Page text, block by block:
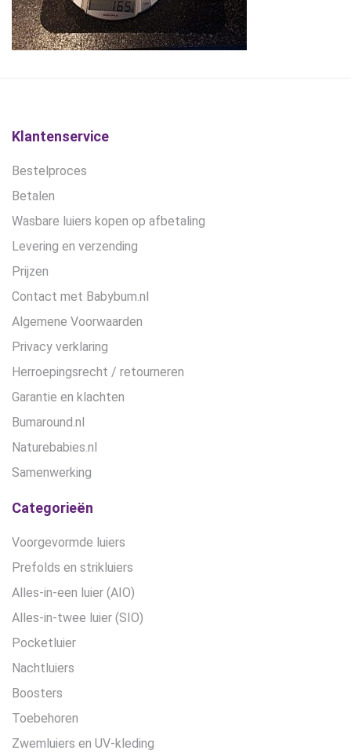
Klantenservice
Bestelproces
Betalen
Wasbare luiers kopen op afbetaling
Levering en verzending
Prijzen
Contact met Babybum.nl
Algemene Voorwaarden
Privacy verklaring
Herroepingsrecht / retourneren
Garantie en klachten
Bumaround.nl
Naturebabies.nl
Samenwerking
Categorieën
Voorgevormde luiers
Prefolds en strikluiers
Alles-in-een luier (AIO)
Alles-in-twee luier (SIO)
Pocketluier
Nachtluiers
Boosters
Toebehoren
Zwemluiers en UV-kleding